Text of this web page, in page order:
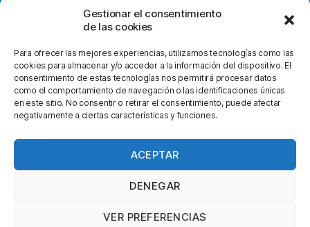
Gestionar el consentimiento
de las cookies
Para ofrecer las mejores experiencias, utilizamos tecnologías como las
cookies para almacenar y/o acceder a la información del dispositivo. El
consentimiento de estas tecnologías nos permitirá procesar datos
como el comportamiento de navegación o las identificaciones únicas
en este sitio. No consentir o retirar el consentimiento, puede afectar
negativamente a ciertas características y funciones.
ACEPTAR
DENEGAR
VER PREFERENCIAS
INFO@ORTOPEDIACLOT.COM
© 2026Ortopedia Clot facebookinstagramyoutubeSubir↑
Política de Privacidad
Nota Legal
Envíos y Devoluciones